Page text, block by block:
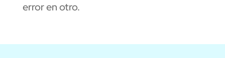
error en otro.